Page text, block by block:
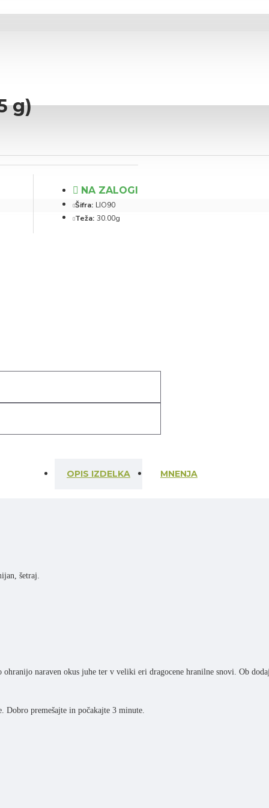
g)
NA ZALOGI
Šifra: LIO90
Teža: 30.00g
OPIS IZDELKA MNENJA
šetraj.
naraven okus juhe ter v veliki eri dragocene hranilne snovi. Ob
Dobro premešajte in počakajte 3 minute.